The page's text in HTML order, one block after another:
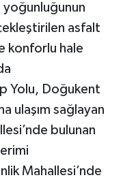
yoğunluğunun
asfalt
konforlu hale
Yolu, Doğukent
ulaşım sağlayan
bulunan
Mahallesi’nde